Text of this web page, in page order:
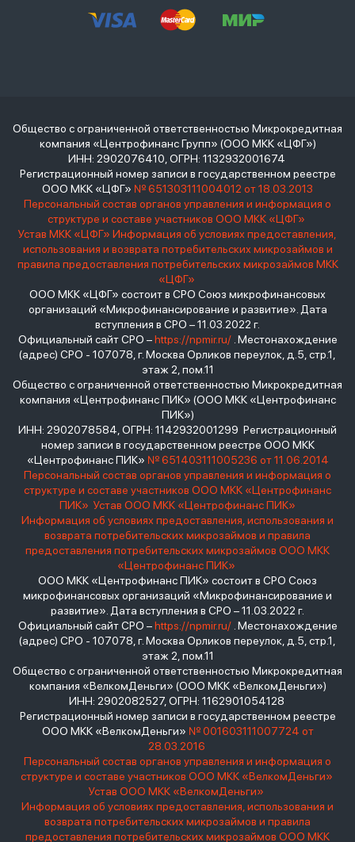
Общество с ограниченной ответственностью Микрокредитная
компания «Центрофинанс Групп» (ООО МКК «ЦФГ»)
ИНН: 2902076410, ОГРН: 1132932001674
Регистрационный номер записи в государственном реестре
ООО МКК «ЦФГ» № 651303111004012 от 18.03.2013
Персональный состав органов управления и информация о
структуре и составе участников ООО МКК «ЦФГ»
Устав МКК «ЦФГ» Информация об условиях предоставления,
использования и возврата потребительских микрозаймов и
правила предоставления потребительских микрозаймов МКК
«ЦФГ»
ООО МКК «ЦФГ» состоит в СРО Союз микрофинансовых
организаций «Микрофинансирование и развитие». Дата
вступления в СРО – 11.03.2022 г.
Официальный сайт СРО –https://npmir.ru/. Местонахождение
(адрес) СРО - 107078, г. Москва Орликов переулок, д.5, стр.1,
этаж 2, пом.11
Общество с ограниченной ответственностью Микрокредитная
компания «Центрофинанс ПИК» (ООО МКК «Центрофинанс
ПИК»)
ИНН: 2902078584, ОГРН: 1142932001299 Регистрационный
номер записи в государственном реестре ООО МКК
«Центрофинанс ПИК» № 651403111005236 от 11.06.2014
Персональный состав органов управления и информация о
структуре и составе участников ООО МКК «Центрофинанс
ПИК» Устав ООО МКК «Центрофинанс ПИК»
Информация об условиях предоставления, использования и
возврата потребительских микрозаймов и правила
предоставления потребительских микрозаймов ООО МКК
«Центрофинанс ПИК»
ООО МКК «Центрофинанс ПИК» состоит в СРО Союз
микрофинансовых организаций «Микрофинансирование и
развитие». Дата вступления в СРО – 11.03.2022 г.
Официальный сайт СРО –https://npmir.ru/. Местонахождение
(адрес) СРО - 107078, г. Москва Орликов переулок, д.5, стр.1,
этаж 2, пом.11
Общество с ограниченной ответственностью Микрокредитная
компания «ВелкомДеньги» (ООО МКК «ВелкомДеньги»)
ИНН: 2902082527, ОГРН: 1162901054128
Регистрационный номер записи в государственном реестре
ООО МКК «ВелкомДеньги» № 001603111007724 от
28.03.2016
Персональный состав органов управления и информация о
структуре и составе участников ООО МКК «ВелкомДеньги»
Устав ООО МКК «ВелкомДеньги»
Информация об условиях предоставления, использования и
возврата потребительских микрозаймов и правила
предоставления потребительских микрозаймов ООО МКК